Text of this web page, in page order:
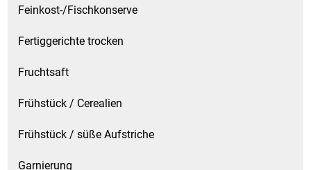
Feinkost-/Fischkonserve
Fertiggerichte trocken
Fruchtsaft
Frühstück / Cerealien
Frühstück / süße Aufstriche
Garnierung